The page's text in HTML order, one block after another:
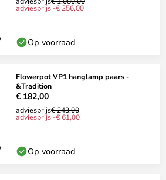
adviesprijs -€ 256,00
Op voorraad
Flowerpot VP1 hanglamp paars -
&Tradition
€ 182,00
adviesprijs€ 243,00
adviesprijs -€ 61,00
Op voorraad